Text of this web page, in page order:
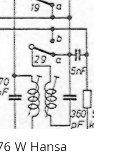
W Hansa